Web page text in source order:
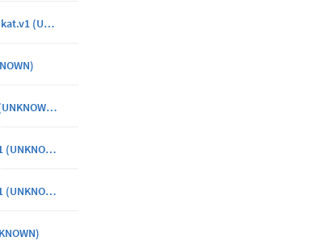
HaeElaimenHaltijanPitopaikat.v1 (UNKNOWN)
HaeMuuttuneetElaimet.v1 (UNKNOWN)
TalletaValitysTapahtuma.v1 (UNKNOWN)
HaePolveutumisIlmoitus.v1 (UNKNOWN)